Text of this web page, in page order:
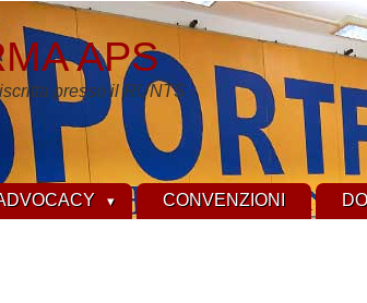
APS
presso il RUNTS
CONVENZIONI